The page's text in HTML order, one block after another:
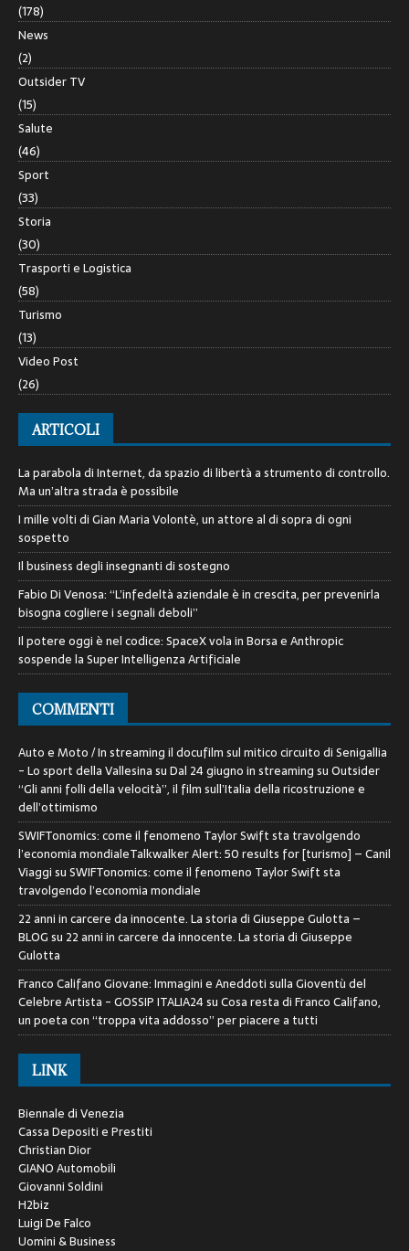
(178)
News
(2)
Outsider TV
(15)
Salute
(46)
Sport
(33)
Storia
(30)
Trasporti e Logistica
(58)
Turismo
(13)
Video Post
(26)
ARTICOLI
La parabola di Internet, da spazio di libertà a strumento di controllo.
Ma un’altra strada è possibile
I mille volti di Gian Maria Volontè, un attore al di sopra di ogni
sospetto
Il business degli insegnanti di sostegno
Fabio Di Venosa: “L’infedeltà aziendale è in crescita, per prevenirla
bisogna cogliere i segnali deboli”
Il potere oggi è nel codice: SpaceX vola in Borsa e Anthropic
sospende la Super Intelligenza Artificiale
COMMENTI
Auto e Moto / In streaming il docufilm sul mitico circuito di Senigallia
- Lo sport della VallesinasuDal 24 giugno in streaming su Outsider
“Gli anni folli della velocità”, il film sull’Italia della ricostruzione e
dell’ottimismo
SWIFTonomics: come il fenomeno Taylor Swift sta travolgendo
l’economia mondialeTalkwalker Alert: 50 results for [turismo] – Canil
ViaggisuSWIFTonomics: come il fenomeno Taylor Swift sta
travolgendo l’economia mondiale
22 anni in carcere da innocente. La storia di Giuseppe Gulotta –
BLOGsu 22 anni in carcere da innocente. La storia di Giuseppe
Gulotta
Franco Califano Giovane: Immagini e Aneddoti sulla Gioventù del
Celebre Artista - GOSSIP ITALIA24suCosa resta di Franco Califano,
un poeta con “troppa vita addosso” per piacere a tutti
LINK
Biennale di Venezia
Cassa Depositi e Prestiti
Christian Dior
GIANO Automobili
Giovanni Soldini
H2biz
Luigi De Falco
Uomini & Business